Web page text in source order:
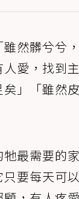
然髒兮兮
愛，找到
」「雖然
最需要的
要每天可